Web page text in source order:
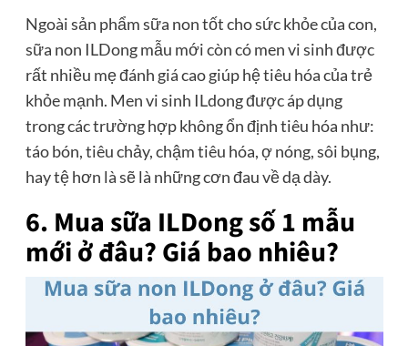
Ngoài sản phẩm sữa non tốt cho sức khỏe của con,
sữa non ILDong mẫu mới còn có men vi sinh được
rất nhiều mẹ đánh giá cao giúp hệ tiêu hóa của trẻ
khỏe mạnh. Men vi sinh ILdong được áp dụng
trong các trường hợp không ổn định tiêu hóa như:
táo bón, tiêu chảy, chậm tiêu hóa, ợ nóng, sôi bụng,
hay tệ hơn là sẽ là những cơn đau về dạ dày.
6. Mua sữa ILDong số 1 mẫu
mới ở đâu? Giá bao nhiêu?